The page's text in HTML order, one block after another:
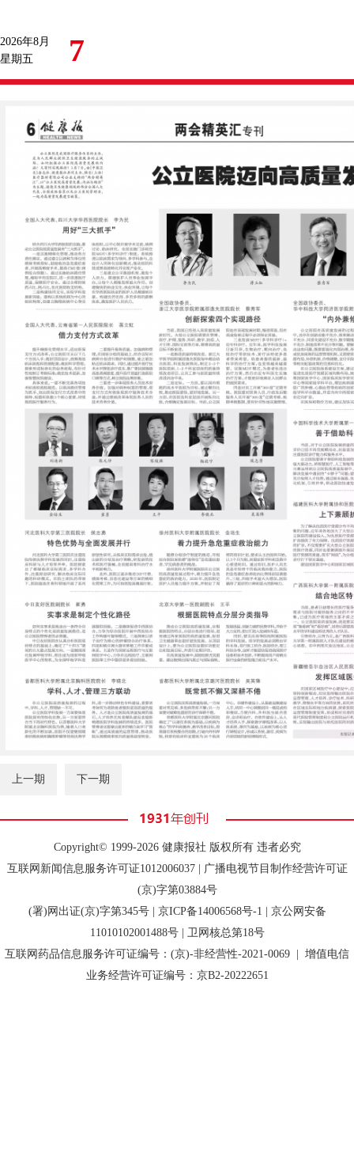
2026年8月
星期五
7
上一期 下一期
Copyright© 1999-2026 健康报社 版权所有 违者必究
互联网新闻信息服务许可证1012006037 | 广播电视节目制作经营许可证
(京)字第03884号
(署)网出证(京)字第345号 | 京ICP备14006568号-1 | 京公网安备
11010102001488号 | 卫网核总第18号
互联网药品信息服务许可证编号：(京)-非经营性-2021-0069 | 增值电信
业务经营许可证编号：京B2-20222651